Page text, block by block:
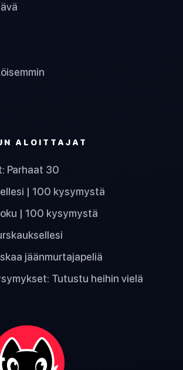
ALOITTAJAT
Parhaat 30
| 100 kysymystä
| 100 kysymystä
jäänmurtajapeliä
Tutustu heihin vielä